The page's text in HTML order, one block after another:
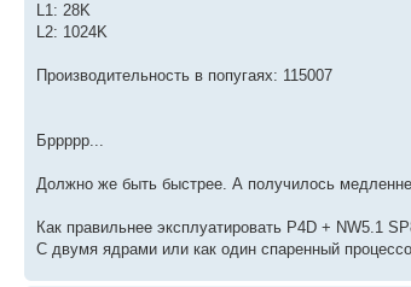
L1: 28K
L2: 1024K
Производительность в попугаях: 115007
Бррррр...
Должно же быть быстрее. А получилось
Как правильнее эксплуатировать P4D + NW5.1
С двумя ядрами или как один спаренный